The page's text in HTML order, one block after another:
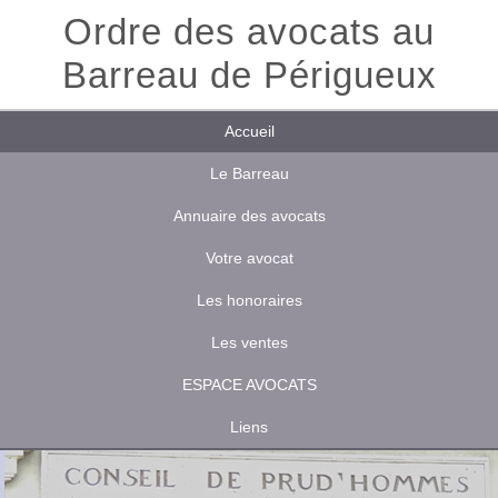
Ordre des avocats au
Barreau de Périgueux
Accueil
Le Barreau
Annuaire des avocats
Votre avocat
Les honoraires
Les ventes
ESPACE AVOCATS
Liens